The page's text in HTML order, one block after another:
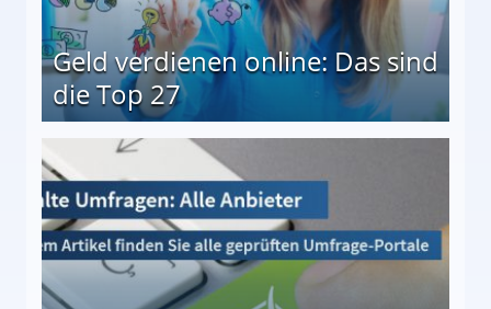
Geld verdienen online: Das sind
die Top 27